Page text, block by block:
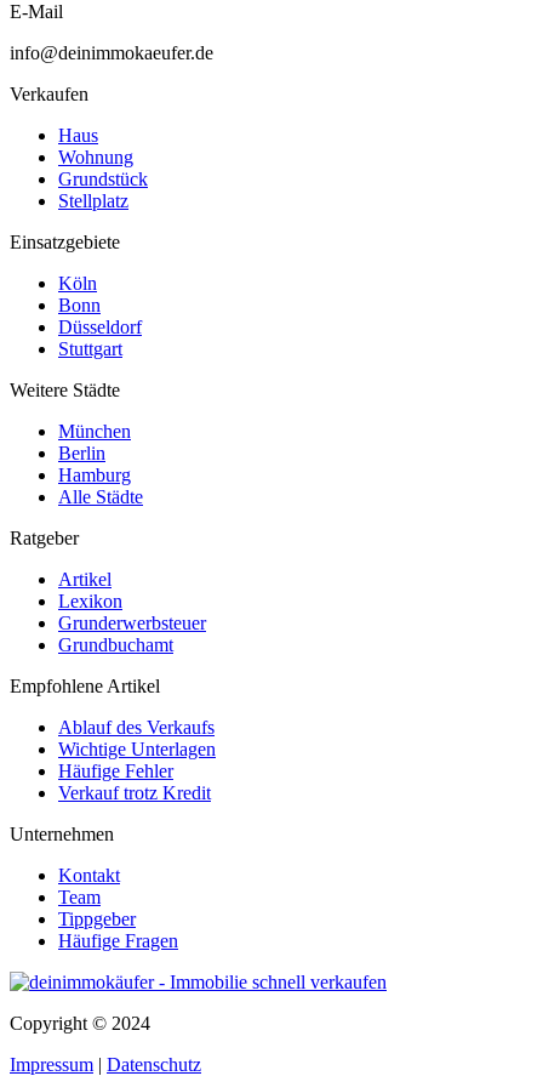
E-Mail
info@deinimmokaeufer.de
Verkaufen
Haus
Wohnung
Grundstück
Stellplatz
Einsatzgebiete
Köln
Bonn
Düsseldorf
Stuttgart
Weitere Städte
München
Berlin
Hamburg
Alle Städte
Ratgeber
Artikel
Lexikon
Grunderwerbsteuer
Grundbuchamt
Empfohlene Artikel
Ablauf des Verkaufs
Wichtige Unterlagen
Häufige Fehler
Verkauf trotz Kredit
Unternehmen
Kontakt
Team
Tippgeber
Häufige Fragen
Copyright © 2024
Impressum | Datenschutz